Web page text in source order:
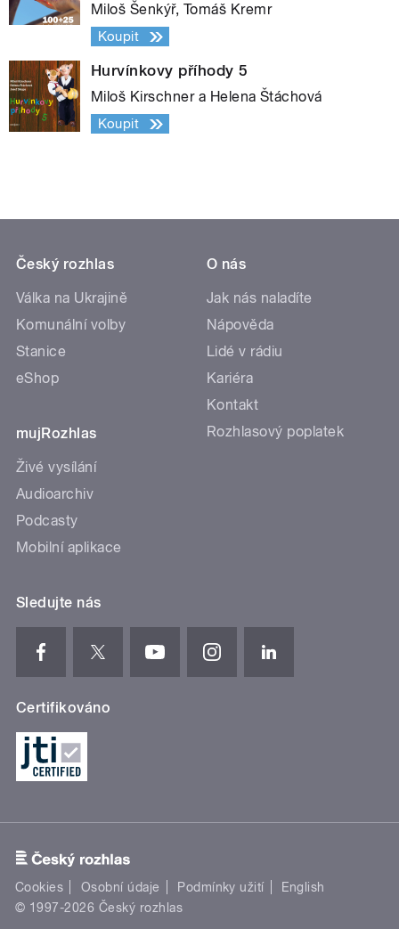
Miloš Šenkýř, Tomáš Kremr
Koupit
Hurvínkovy příhody 5
Miloš Kirschner a Helena Štáchová
Koupit
Český rozhlas
Válka na Ukrajině
Komunální volby
Stanice
eShop
mujRozhlas
Živé vysílání
Audioarchiv
Podcasty
Mobilní aplikace
O nás
Jak nás naladíte
Nápověda
Lidé v rádiu
Kariéra
Kontakt
Rozhlasový poplatek
Sledujte nás
Certifikováno
Cookies Osobní údaje Podmínky užití
English
© 1997-2026 Český rozhlas